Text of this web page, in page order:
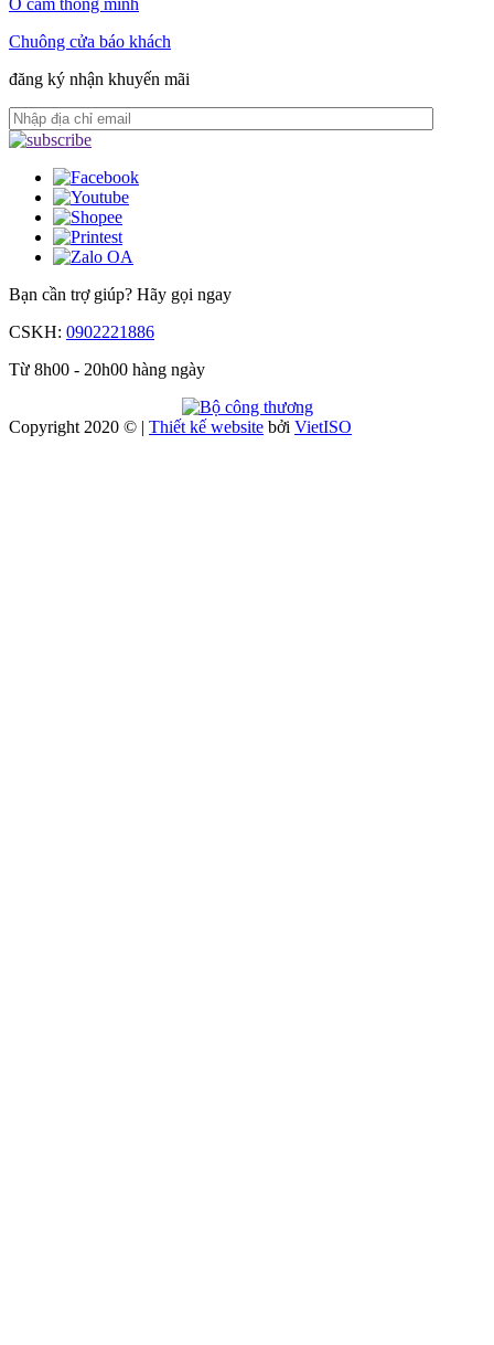
Chuông cửa báo khách
đăng ký nhận khuyến mãi
Bạn cần trợ giúp? Hãy gọi ngay
CSKH: 0902221886
Từ 8h00 - 20h00 hàng ngày
Copyright 2020 © | Thiết kế website bởi VietISO